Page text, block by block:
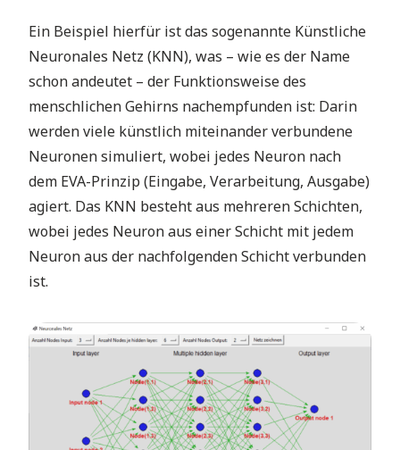
Ein Beispiel hierfür ist das sogenannte Künstliche
Neuronales Netz (KNN), was – wie es der Name
schon andeutet – der Funktionsweise des
menschlichen Gehirns nachempfunden ist: Darin
werden viele künstlich miteinander verbundene
Neuronen simuliert, wobei jedes Neuron nach
dem EVA-Prinzip (Eingabe, Verarbeitung, Ausgabe)
agiert. Das KNN besteht aus mehreren Schichten,
wobei jedes Neuron aus einer Schicht mit jedem
Neuron aus der nachfolgenden Schicht verbunden
ist.